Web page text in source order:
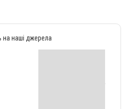
на наші джерела